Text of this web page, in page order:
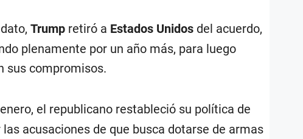
Trump retiró a Estados Unidos del acuerdo,
plenamente por un año más, para luego
sus compromisos.
el republicano restableció su política de
las acusaciones de que busca dotarse de armas